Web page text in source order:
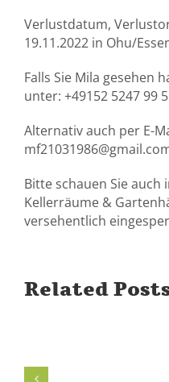
Verlustdatum,
19.11.2022 in Ohu/
Falls Sie Mila gesehen
unter: +49152 5247 99
Alternativ auch per E-
Bitte schauen Sie auch
Kellerräume &
versehentlich
Related